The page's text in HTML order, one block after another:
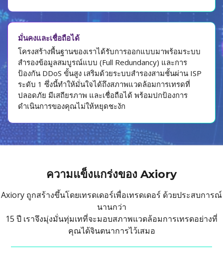
มั่นคงและเชื่อถือได้
โครงสร้างพื้นฐานของเราได้รับการออกแบบมาพร้อมระบบ
สำรองข้อมูลสมบูรณ์แบบ (Full Redundancy) และการ
ป้องกัน DDoS ขั้นสูง เสริมด้วยระบบสำรองสามชั้นผ่าน ISP
ระดับ 1 ซึ่งนี้ทำให้มั่นใจได้ถึงสภาพแวดล้อมการเทรดที่
ปลอดภัย มีเสถียรภาพ และเชื่อถือได้ พร้อมปกป้องการ
ดำเนินการของคุณไม่ให้หยุดชะงัก
ความแข็งแกร่งของ Axiory
Axiory ถูกสร้างขึ้นโดยเทรดเดอร์เพื่อเทรดเดอร์ ด้วยประสบการณ์
นานกว่า
15 ปี เราจึงมุ่งมั่นทุ่มเทที่จะมอบสภาพแวดล้อมการเทรดอย่างที่
คุณได้จินตนาการไว้เสมอ